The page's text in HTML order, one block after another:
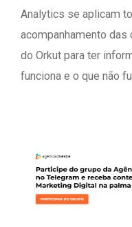
Analytics se aplicam
acompanhamento das
do Orkut para ter
funciona e o que não